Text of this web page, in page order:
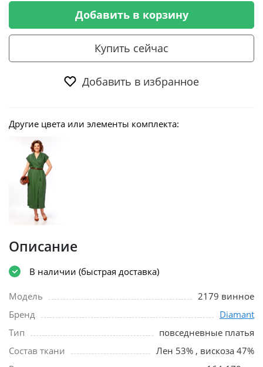
Добавить в корзину
Купить сейчас
Добавить в избранное
Другие цвета или элементы комплекта:
Описание
В наличии (быстрая доставка)
Модель
2179 винное
Бренд
Diamant
Тип
повседневные платья
Состав ткани
Лен 53% , вискоза 47%